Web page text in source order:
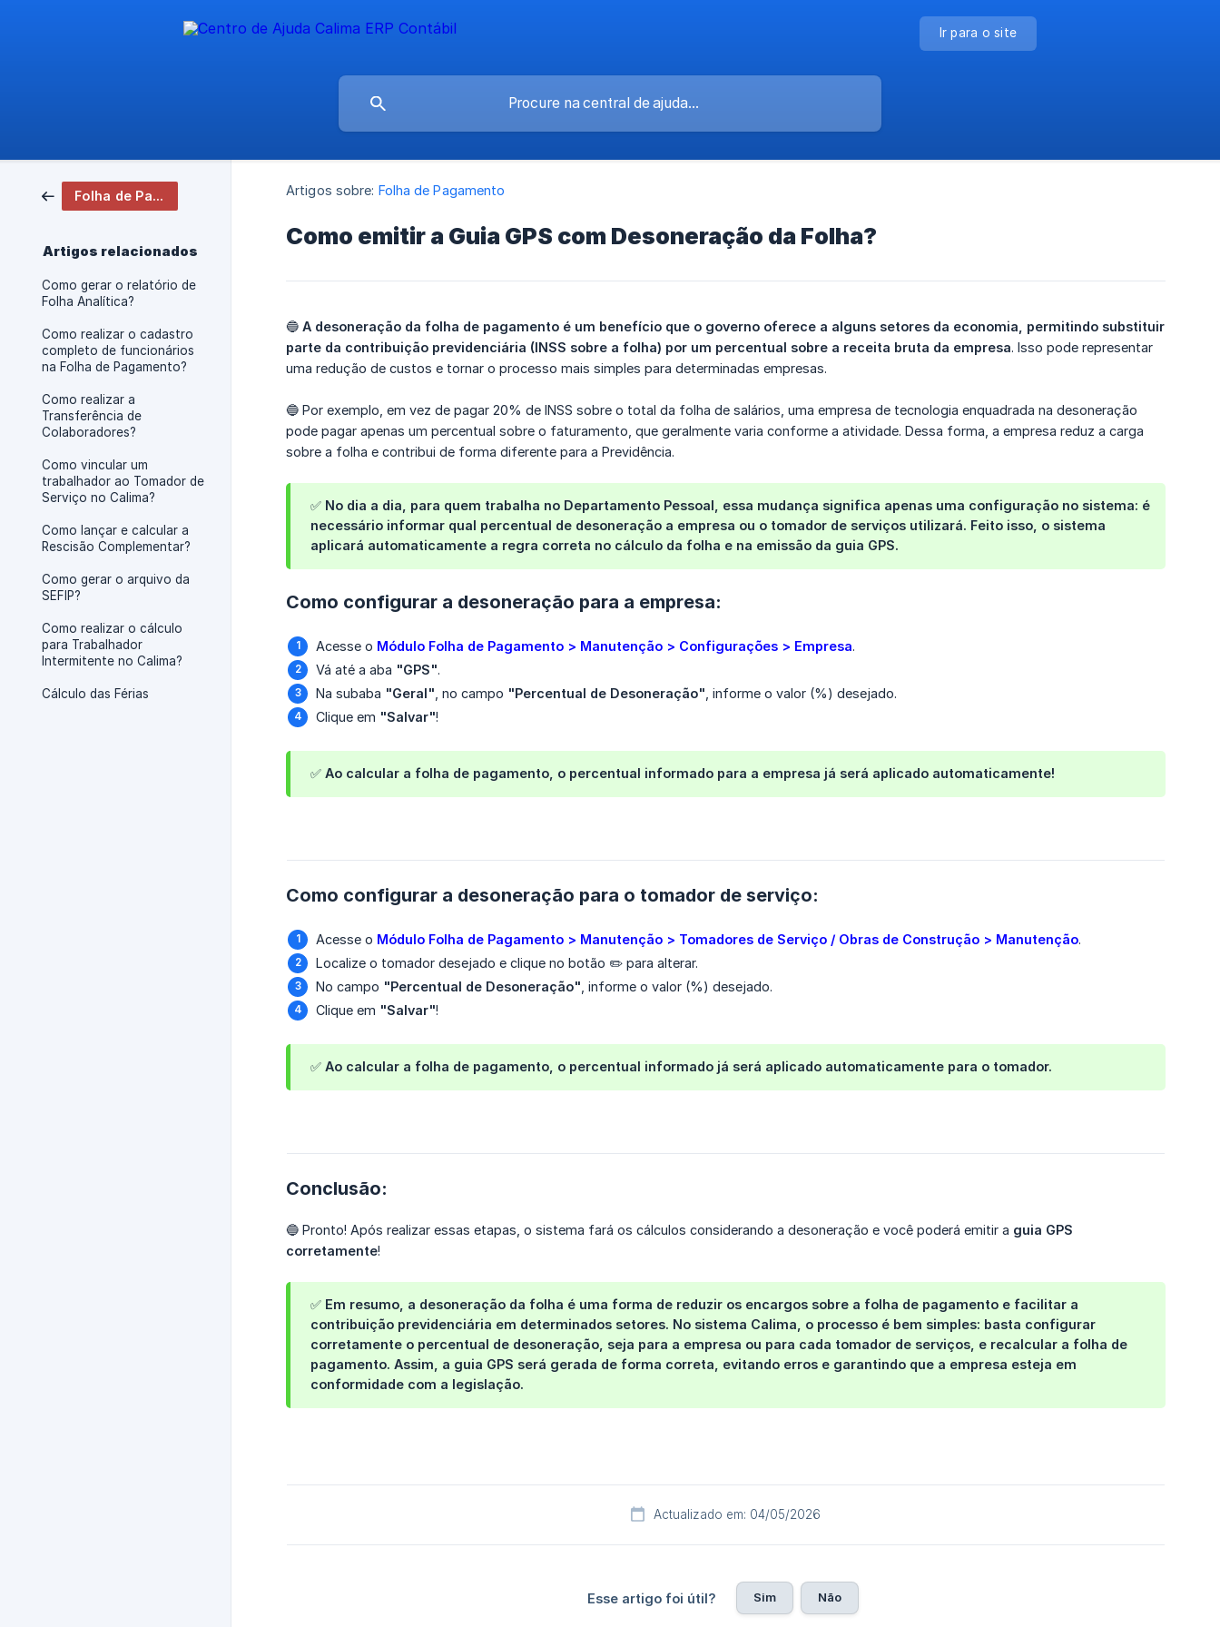
Ir para o site
Folha de Pagamento
Artigos relacionados
Como gerar o relatório de
Folha Analítica?
Como realizar o cadastro
completo de funcionários
na Folha de Pagamento?
Como realizar a
Transferência de
Colaboradores?
Como vincular um
trabalhador ao Tomador de
Serviço no Calima?
Como lançar e calcular a
Rescisão Complementar?
Como gerar o arquivo da
SEFIP?
Como realizar o cálculo
para Trabalhador
Intermitente no Calima?
Cálculo das Férias
Artigos sobre: Folha de Pagamento
Como emitir a Guia GPS com Desoneração da Folha?
🔵 A desoneração da folha de pagamento é um benefício que o governo oferece a alguns setores da economia, permitindo substituir
parte da contribuição previdenciária (INSS sobre a folha) por um percentual sobre a receita bruta da empresa. Isso pode representar
uma redução de custos e tornar o processo mais simples para determinadas empresas.
🔵 Por exemplo, em vez de pagar 20% de INSS sobre o total da folha de salários, uma empresa de tecnologia enquadrada na desoneração
pode pagar apenas um percentual sobre o faturamento, que geralmente varia conforme a atividade. Dessa forma, a empresa reduz a carga
sobre a folha e contribui de forma diferente para a Previdência.
✅ No dia a dia, para quem trabalha no Departamento Pessoal, essa mudança significa apenas uma configuração no sistema: é
necessário informar qual percentual de desoneração a empresa ou o tomador de serviços utilizará. Feito isso, o sistema
aplicará automaticamente a regra correta no cálculo da folha e na emissão da guia GPS.
Como configurar a desoneração para a empresa:
Acesse o Módulo Folha de Pagamento > Manutenção > Configurações > Empresa.
Vá até a aba "GPS".
Na subaba "Geral" , no campo "Percentual de Desoneração" , informe o valor (%) desejado.
Clique em "Salvar"!
✅ Ao calcular a folha de pagamento, o percentual informado para a empresa já será aplicado automaticamente!
Como configurar a desoneração para o tomador de serviço:
Acesse o Módulo Folha de Pagamento > Manutenção > Tomadores de Serviço / Obras de Construção > Manutenção.
Localize o tomador desejado e clique no botão ✏️ para alterar.
No campo "Percentual de Desoneração" , informe o valor (%) desejado.
Clique em "Salvar"!
✅ Ao calcular a folha de pagamento, o percentual informado já será aplicado automaticamente para o tomador.
Conclusão:
🔵 Pronto! Após realizar essas etapas, o sistema fará os cálculos considerando a desoneração e você poderá emitir a guia GPS
corretamente!
✅ Em resumo, a desoneração da folha é uma forma de reduzir os encargos sobre a folha de pagamento e facilitar a
contribuição previdenciária em determinados setores. No sistema Calima, o processo é bem simples: basta configurar
corretamente o percentual de desoneração, seja para a empresa ou para cada tomador de serviços, e recalcular a folha de
pagamento. Assim, a guia GPS será gerada de forma correta, evitando erros e garantindo que a empresa esteja em
conformidade com a legislação.
Actualizado em: 04/05/2026
Esse artigo foi útil? Sim Não